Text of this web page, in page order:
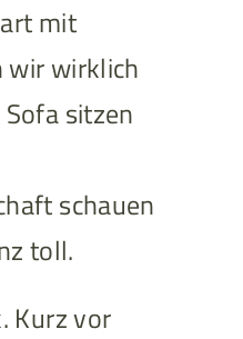
mit
wir wirklich
sitzen
schauen
toll.
Kurz vor